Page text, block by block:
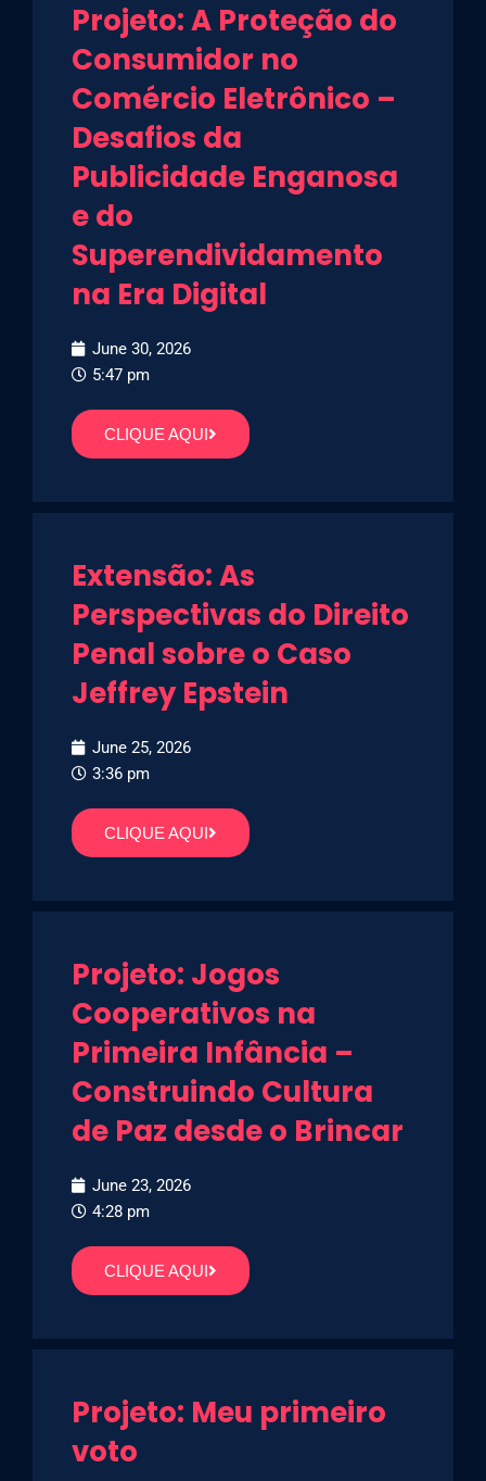
Projeto: A Proteção do
Consumidor no
Comércio Eletrônico –
Desafios da
Publicidade Enganosa
e do
Superendividamento
na Era Digital
June 30, 2026
5:47 pm
CLIQUE AQUI
Extensão: As
Perspectivas do Direito
Penal sobre o Caso
Jeffrey Epstein
June 25, 2026
3:36 pm
CLIQUE AQUI
Projeto: Jogos
Cooperativos na
Primeira Infância –
Construindo Cultura
de Paz desde o Brincar
June 23, 2026
4:28 pm
CLIQUE AQUI
Projeto: Meu primeiro
voto